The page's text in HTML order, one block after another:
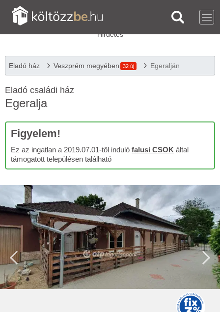
Eladó ház Veszprém megyében 32 új Egeralján
Eladó családi ház
Egeralja
Figyelem!
Ez az ingatlan a 2019.07.01-től induló falusi CSOK által
támogatott településen található